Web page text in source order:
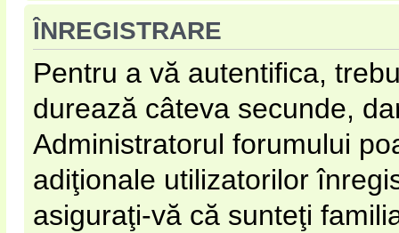
ÎNREGISTRARE
Pentru a vă autentifica,
durează câteva secunde,
Administratorul forumului
adiţionale utilizatorilor
asiguraţi-vă că sunteţi